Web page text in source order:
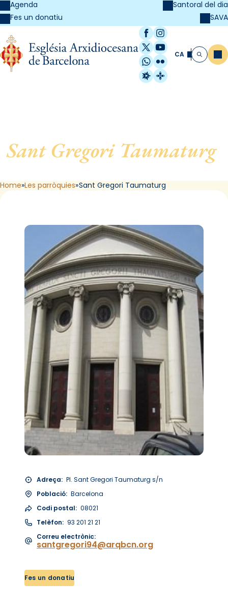
Agenda
Fes un donatiu
Santoral del dia
SAVA
Facebook
Instagram
X / Twitter
YouTube
WhatsApp
Flickr
Radio Estel
Catalunya
CA Cerca
Sant Gregori Taumaturg,
de Barcelona
Home Les parròquies Sant Gregori Taumaturg
Adreça: Pl. Sant Gregori Taumaturg s/n
Població: Barcelona
Codi postal: 08021
Telèfon: 93 201 21 21
Correu electrònic:
santgregori94@arqbcn.org
Fes un donatiu